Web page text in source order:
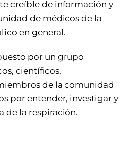
creíble de información y
de médicos de la
en general.
por un grupo
científicos,
de la comunidad
por entender, investigar y
de la respiración.